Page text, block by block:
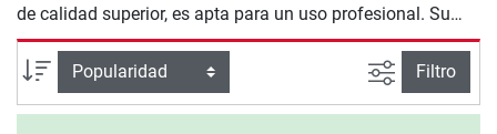
de calidad superior, es apta para un uso profesional. Su
baja altura de entrada y su práctica pantalla táctil son muy
fáciles de utilizar y también son adecuadas para
principiantes.
Ordenar por Busqueda
Filtro